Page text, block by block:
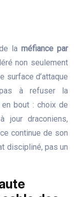
la méfiance par
non seulement
surface d’attaque
à refuser la
bout : choix de
jour draconiens,
continue de son
discipliné, pas un